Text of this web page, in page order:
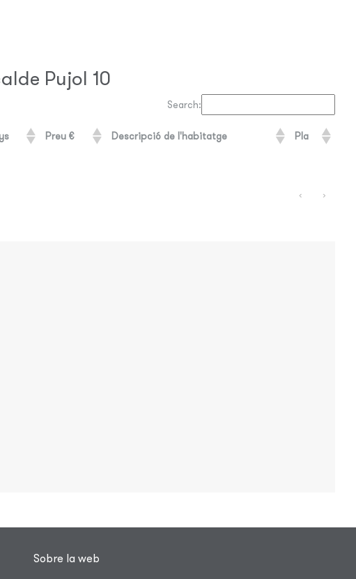
Pujol 10
Search:
Preu € Descripció de l'habitatge Pla
‹ ›
Sobre la web